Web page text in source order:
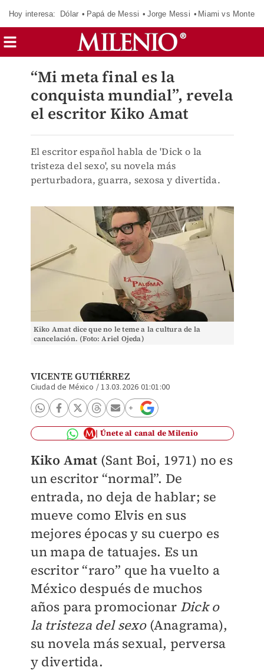
Hoy interesa: Dólar Papá de Messi Jorge Messi Miami vs
“Mi meta final es la
conquista mundial”, revela
el escritor Kiko Amat
El escritor español habla de 'Dick o la
tristeza del sexo', su novela más
perturbadora, guarra, sexosa y divertida.
Kiko Amat dice que no le teme a la cultura de la
cancelación. (Foto: Ariel Ojeda)
VICENTE GUTIÉRREZ
Ciudad de México /13.03.2026 01:01:00
Únete al canal de Milenio
Kiko Amat (Sant Boi, 1971) no es
un escritor “normal”. De
entrada, no deja de hablar; se
mueve como Elvis en sus
mejores épocas y su cuerpo es
un mapa de tatuajes. Es un
escritor “raro” que ha vuelto a
México después de muchos
años para promocionar Dick o
la tristeza del sexo(Anagrama),
su novela más sexual, perversa
y divertida.